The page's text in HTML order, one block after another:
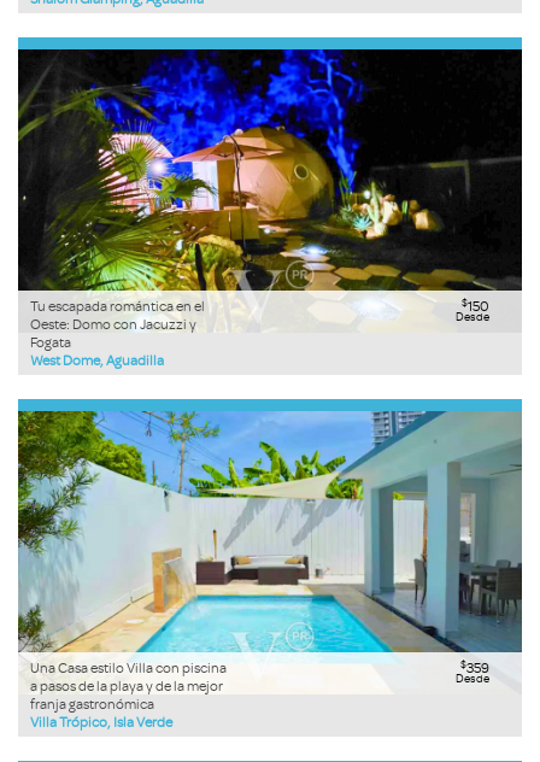
Tu escapada romántica en el
Oeste: Domo con Jacuzzi y
Fogata
West Dome, Aguadilla
$150
Desde
Una Casa estilo Villa con piscina
a pasos de la playa y de la mejor
franja gastronómica
Villa Trópico, Isla Verde
$359
Desde